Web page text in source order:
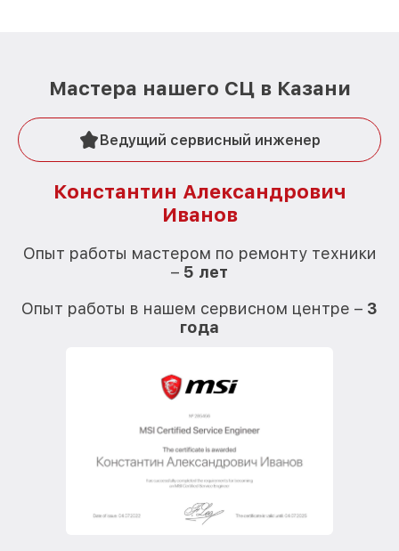
Мастера нашего СЦ в Казани
Ведущий сервисный инженер
Константин Александрович
Иванов
Опыт работы мастером по ремонту техники
– 5 лет
Опыт работы в нашем сервисном центре – 3
года